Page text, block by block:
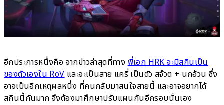
อีกประการหนึ่งคือ จากข่าวล่าสุดที่ทาง พี่เอก HRK จะมีสกินเป็น
ของตัวเองใน RoV และจะเป็นสาย แครี่ เป็นตัว สจ๊วต + นกอ้วน ซึ่ง
อาจเป็นอีกเหตุผลหนึ่ง ที่คนกลับมาสนใจสายนี้ และอาจอยากได้
สกินนี้กันมาก จึงต้องมาศึกษาปรับแผนกันอีกรอบนั่นเอง